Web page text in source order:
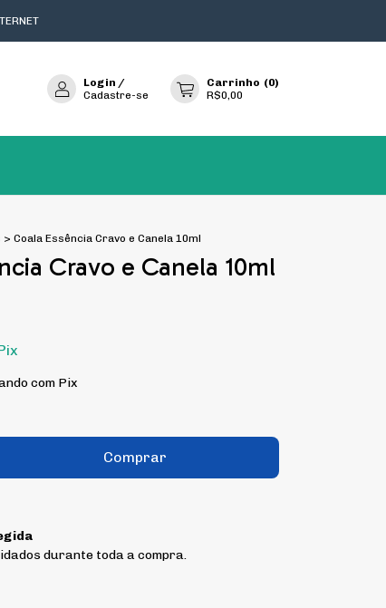
Login /
Cadastre-se
Carrinho (0)
R$0,00
> Coala Essência Cravo e Canela 10ml
Cravo e Canela 10ml
com Pix
durante toda a compra.